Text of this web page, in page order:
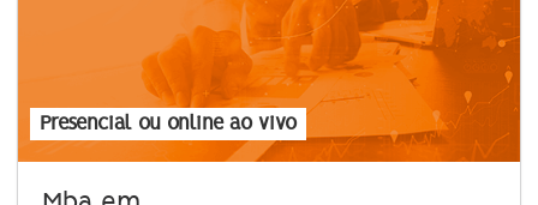
Presencial ou online ao vivo